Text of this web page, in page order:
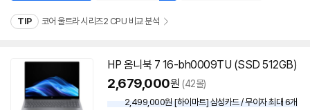
TIP 코어 울트라 시리즈2 CPU 비교 분석
HP 옴니북 7 16-bh0009TU (SSD 512GB)
2,679,000원 (42몰)
2,499,000원 [하이마트] 삼성카드 / 무이자 최대 6개